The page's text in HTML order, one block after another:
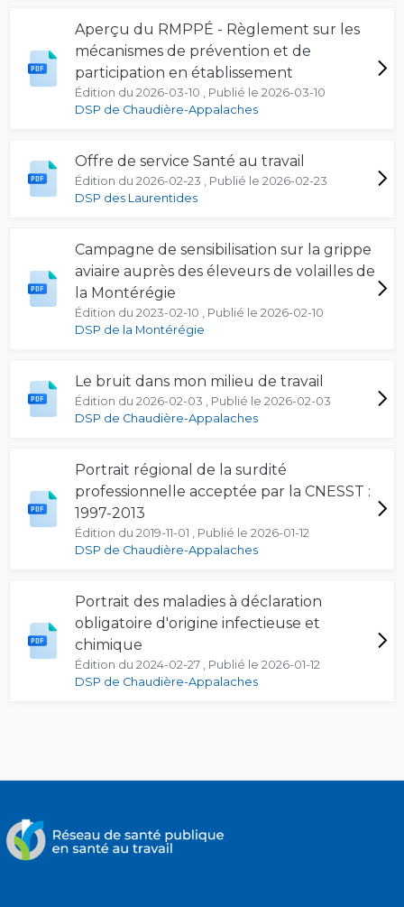
Aperçu du RMPPÉ - Règlement sur les
mécanismes de prévention et de
participation en établissement
Édition du 2026-03-10 , Publié le 2026-03-10
DSP de Chaudière-Appalaches
Offre de service Santé au travail
Édition du 2026-02-23 , Publié le 2026-02-23
DSP des Laurentides
Campagne de sensibilisation sur la grippe
aviaire auprès des éleveurs de volailles de
la Montérégie
Édition du 2023-02-10 , Publié le 2026-02-10
DSP de la Montérégie
Le bruit dans mon milieu de travail
Édition du 2026-02-03 , Publié le 2026-02-03
DSP de Chaudière-Appalaches
Portrait régional de la surdité
professionnelle acceptée par la CNESST :
1997-2013
Édition du 2019-11-01 , Publié le 2026-01-12
DSP de Chaudière-Appalaches
Portrait des maladies à déclaration
obligatoire d'origine infectieuse et
chimique
Édition du 2024-02-27 , Publié le 2026-01-12
DSP de Chaudière-Appalaches